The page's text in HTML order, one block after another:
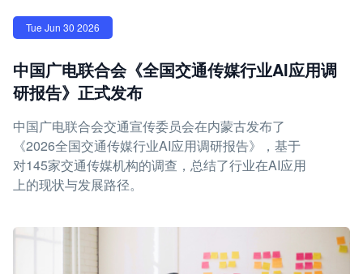
Tue Jun 30 2026
中国广电联合会《全国交通传媒行业AI应用调
研报告》正式发布
中国广电联合会交通宣传委员会在内蒙古发布了
《2026全国交通传媒行业AI应用调研报告》，基于
对145家交通传媒机构的调查，总结了行业在AI应用
上的现状与发展路径。